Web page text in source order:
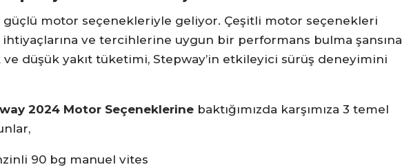
güçlü motor seçenekleriyle geliyor. Çeşitli motor seçenekleri
ihtiyaçlarına ve tercihlerine uygun bir performans bulma şansına
düşük yakıt tüketimi, Stepway’in etkileyici sürüş deneyimini
2024 Motor Seçeneklerine baktığımızda karşımıza 3 temel
90 bg manuel vites